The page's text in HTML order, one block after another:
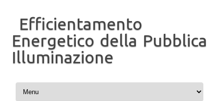
Efficientamento
Energetico della Pubblica
Illuminazione
Vai al contenuto